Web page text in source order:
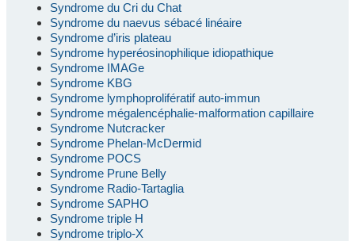
Syndrome du Cri du Chat
Syndrome du naevus sébacé linéaire
Syndrome d’iris plateau
Syndrome hyperéosinophilique idiopathique
Syndrome IMAGe
Syndrome KBG
Syndrome lymphoprolifératif auto-immun
Syndrome mégalencéphalie-malformation capillaire
Syndrome Nutcracker
Syndrome Phelan-McDermid
Syndrome POCS
Syndrome Prune Belly
Syndrome Radio-Tartaglia
Syndrome SAPHO
Syndrome triple H
Syndrome triplo-X